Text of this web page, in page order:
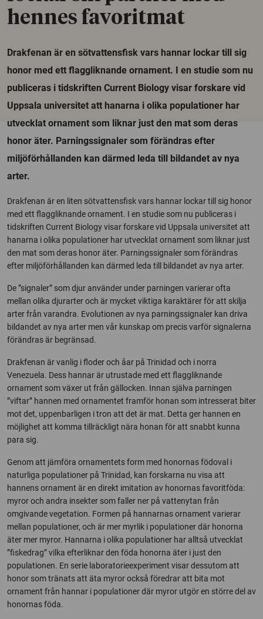
hennes favoritmat
Drakfenan är en sötvattensfisk vars hannar lockar till sig
honor med ett flaggliknande ornament. I en studie som nu
publiceras i tidskriften Current Biology visar forskare vid
Uppsala universitet att hanarna i olika populationer har
utvecklat ornament som liknar just den mat som deras
honor äter. Parningssignaler som förändras efter
miljöförhållanden kan därmed leda till bildandet av nya
arter.
Drakfenan är en liten sötvattensfisk vars hannar lockar till sig honor
med ett flaggliknande ornament. I en studie som nu publiceras i
tidskriften Current Biology visar forskare vid Uppsala universitet att
hanarna i olika populationer har utvecklat ornament som liknar just
den mat som deras honor äter. Parningssignaler som förändras
efter miljöförhållanden kan därmed leda till bildandet av nya arter.
De ”signaler” som djur använder under parningen varierar ofta
mellan olika djurarter och är mycket viktiga karaktärer för att skilja
arter från varandra. Evolutionen av nya parningssignaler kan driva
bildandet av nya arter men vår kunskap om precis varför signalerna
förändras är begränsad.
Drakfenan är vanlig i floder och åar på Trinidad och i norra
Venezuela. Dess hannar är utrustade med ett flaggliknande
ornament som växer ut från gällocken. Innan själva parningen
”viftar” hannen med ornamentet framför honan som intresserat biter
mot det, uppenbarligen i tron att det är mat. Detta ger hannen en
möjlighet att komma tillräckligt nära honan för att snabbt kunna
para sig.
Genom att jämföra ornamentets form med honornas födoval i
naturliga populationer på Trinidad, kan forskarna nu visa att
hannens ornament är en direkt imitation av honornas favoritföda:
myror och andra insekter som faller ner på vattenytan från
omgivande vegetation. Formen på hannarnas ornament varierar
mellan populationer, och är mer myrlik i populationer där honorna
äter mer myror. Hannarna i olika populationer har alltså utvecklat
”fiskedrag” vilka efterliknar den föda honorna äter i just den
populationen. En serie laboratorieexperiment visar dessutom att
honor som tränats att äta myror också föredrar att bita mot
ornament från hannar i populationer där myror utgör en större del av
honornas föda.